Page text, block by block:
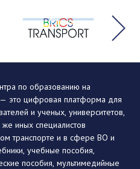
по образованию на
это цифровая платформа для
и ученых, университетов,
иных специалистов
транспорте и в сфере ВО и
учебные пособия,
пособия, мультимедийные